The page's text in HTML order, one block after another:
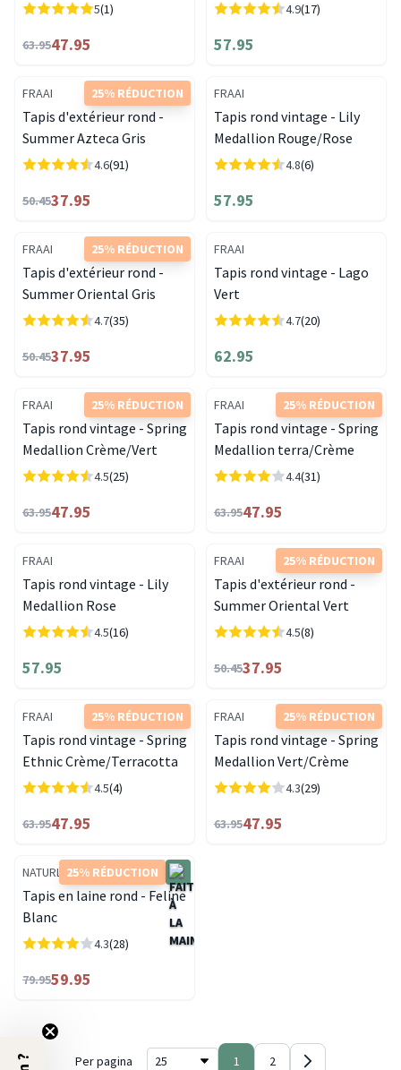
5(1)
63.9547.95
4.9(17)
57.95
25% RÉDUCTION
FRAAI
Tapis d'extérieur rond -
Summer Azteca Gris
4.6(91)
50.4537.95
FRAAI
Tapis rond vintage - Lily
Medallion Rouge/Rose
4.8(6)
57.95
25% RÉDUCTION
FRAAI
Tapis d'extérieur rond -
Summer Oriental Gris
4.7(35)
50.4537.95
FRAAI
Tapis rond vintage - Lago
Vert
4.7(20)
62.95
25% RÉDUCTION
FRAAI
Tapis rond vintage - Spring
Medallion Crème/Vert
4.5(25)
63.9547.95
25% RÉDUCTION
FRAAI
Tapis rond vintage - Spring
Medallion terra/Crème
4.4(31)
63.9547.95
FRAAI
Tapis rond vintage - Lily
Medallion Rose
4.5(16)
57.95
25% RÉDUCTION
FRAAI
Tapis d'extérieur rond -
Summer Oriental Vert
4.5(8)
50.4537.95
25% RÉDUCTION
FRAAI
Tapis rond vintage - Spring
Ethnic Crème/Terracotta
4.5(4)
63.9547.95
25% RÉDUCTION
FRAAI
Tapis rond vintage - Spring
Medallion Vert/Crème
4.3(29)
63.9547.95
25% RÉDUCTION
NATURL.
Tapis en laine rond - Feline
Blanc
4.3(28)
79.9559.95
Per pagina 1 2